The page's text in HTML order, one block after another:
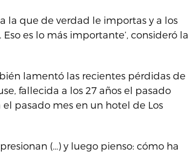
la que de verdad le importas y a los
es lo más importante’, consideró la
lamentó las recientes pérdidas de
fallecida a los 27 años el pasado
pasado mes en un hotel de Los
(…) y luego pienso: cómo ha